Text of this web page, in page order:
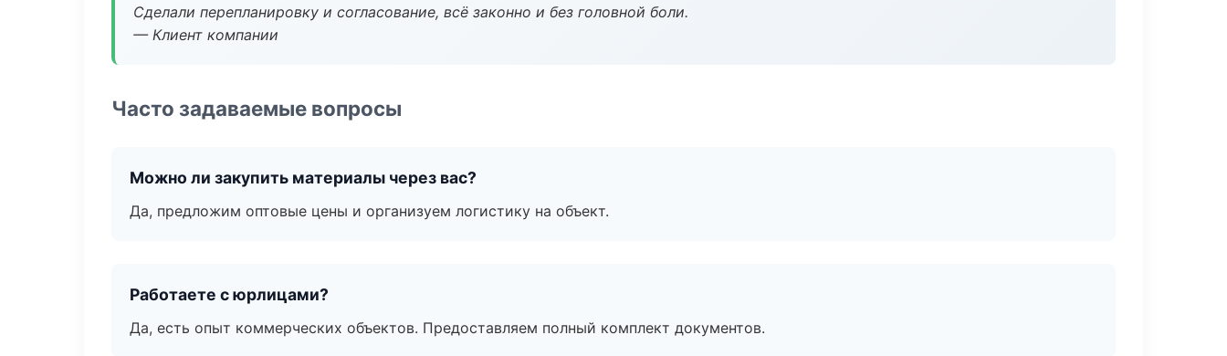
Сделали перепланировку и согласование, всё законно и без головной боли.
— Клиент компании
Часто задаваемые вопросы
Можно ли закупить материалы через вас?
Да, предложим оптовые цены и организуем логистику на объект.
Работаете с юрлицами?
Да, есть опыт коммерческих объектов. Предоставляем полный комплект документов.